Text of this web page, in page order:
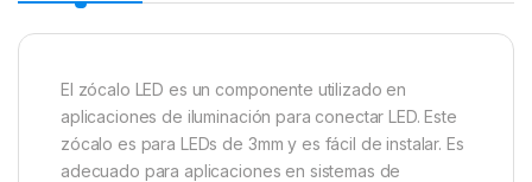
El zócalo LED es un componente utilizado en
aplicaciones de iluminación para conectar LED. Este
zócalo es para LEDs de 3mm y es fácil de instalar. Es
adecuado para aplicaciones en sistemas de